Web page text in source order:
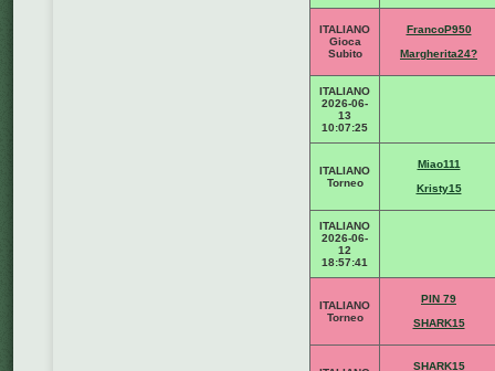
ITALIANO
Gioca
Subito
FrancoP950
Margherita24?
ITALIANO
2026-06-
13
10:07:25
ITALIANO
Torneo
Miao111
Kristy15
ITALIANO
2026-06-
12
18:57:41
ITALIANO
Torneo
PIN 79
SHARK15
SHARK15